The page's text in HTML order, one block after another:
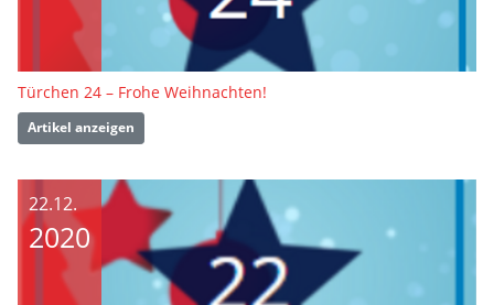
Türchen 24 – Frohe Weihnachten!
Artikel anzeigen
22.12.
2020